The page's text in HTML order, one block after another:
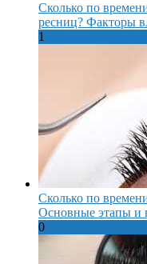
Сколько по
ресниц? Факторы
1
Сколько по
Основные этапы и
0